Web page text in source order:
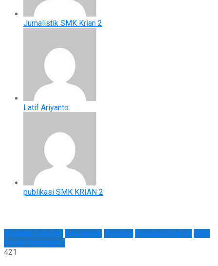
Jurnalistik SMK Krian 2
Latif Ariyanto
publikasi SMK KRIAN 2
Kegiatan Sekolah Kesiswaan Prestasi Prestasi Skarida SMK
Pusat Keunggulan
421